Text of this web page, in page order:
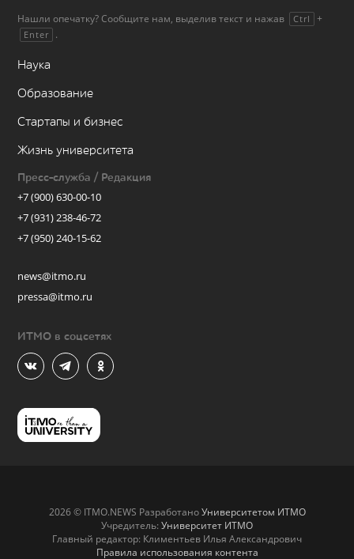
Нашли опечатку? Сообщите нам, выделив текст и нажав Ctrl +
Enter .
Наука
Образование
Стартапы и бизнес
Жизнь университета
Пресс-служба / Редакция
+7 (900) 630-00-10
+7 (931) 238-46-72
+7 (950) 240-15-62
news@itmo.ru
pressa@itmo.ru
ИТМО в соцсетях
2026 © ITMO.NEWS РазработаноУниверситетом ИТМО
Учредитель: Университет ИТМО
Главный редактор: Климентьев Илья Александрович
Правила использования контента